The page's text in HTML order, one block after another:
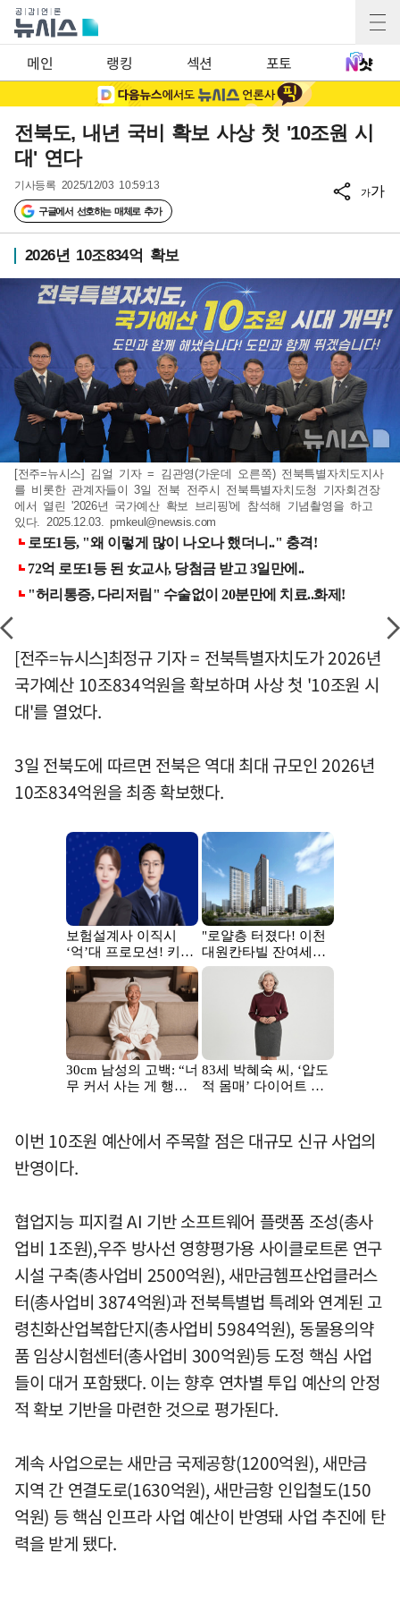
메인 랭킹 섹션 포토
전북도, 내년 국비 확보 사상 첫 '10조원 시
대' 연다
기사등록 2025/12/03 10:59:13
구글에서 선호하는 매체로 추가
가가
2026년 10조834억 확보
[전주=뉴시스] 김얼 기자 = 김관영(가운데 오른쪽) 전북특별자치도지사
를 비롯한 관계자들이 3일 전북 전주시 전북특별자치도청 기자회견장
에서 열린 '2026년 국가예산 확보 브리핑'에 참석해 기념촬영을 하고
있다. 2025.12.03.pmkeul@newsis.com
[전주=뉴시스]최정규 기자 = 전북특별자치도가 2026년
국가예산 10조834억원을 확보하며 사상 첫 '10조원 시
대'를 열었다.
3일 전북도에 따르면 전북은 역대 최대 규모인 2026년
10조834억원을 최종 확보했다.
이번 10조원 예산에서 주목할 점은 대규모 신규 사업의
반영이다.
협업지능 피지컬 AI 기반 소프트웨어 플랫폼 조성(총사
업비 1조원),우주 방사선 영향평가용 사이클로트론 연구
시설 구축(총사업비 2500억원), 새만금헴프산업클러스
터(총사업비 3874억원)과 전북특별법 특례와 연계된 고
령친화산업복합단지(총사업비 5984억원), 동물용의약
품 임상시험센터(총사업비 300억원)등 도정 핵심 사업
들이 대거 포함됐다. 이는 향후 연차별 투입 예산의 안정
적 확보 기반을 마련한 것으로 평가된다.
계속 사업으로는 새만금 국제공항(1200억원), 새만금
지역 간 연결도로(1630억원), 새만금항 인입철도(150
억원) 등 핵심 인프라 사업 예산이 반영돼 사업 추진에 탄
력을 받게 됐다.